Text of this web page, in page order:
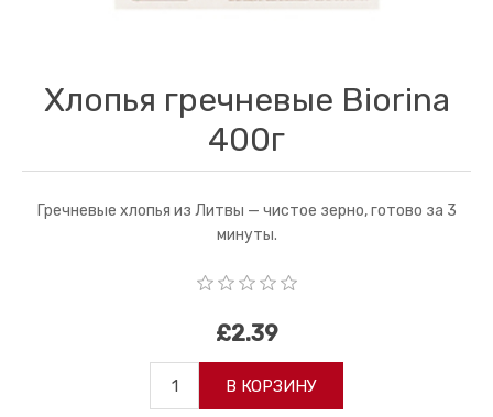
Хлопья гречневые Biorina
400г
Гречневые хлопья из Литвы — чистое зерно, готово за 3
минуты.
£2.39
В КОРЗИНУ